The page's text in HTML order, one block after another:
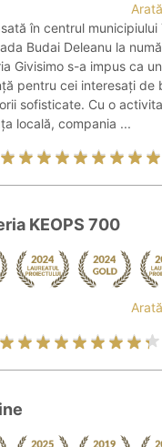
în centrul municipiului
Budai Deleanu la
Givisimo s-a impus ca
pentru cei interesați de
sofisticate. Cu o
locală, compania ...
KEOPS 700